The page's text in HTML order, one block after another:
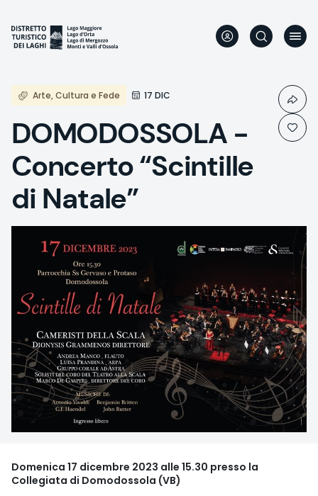
main
content
Arte, Cultura e Fede 17 DIC
DOMODOSSOLA -
Concerto “Scintille
di Natale”
Domenica 17 dicembre 2023 alle 15.30 presso la
Collegiata di Domodossola (VB)